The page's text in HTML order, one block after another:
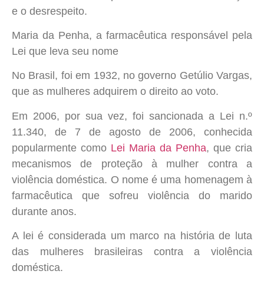
e o desrespeito.
Maria da Penha, a farmacêutica responsável pela
Lei que leva seu nome
No Brasil, foi em 1932, no governo Getúlio Vargas,
que as mulheres adquirem o direito ao voto.
Em 2006, por sua vez, foi sancionada a Lei n.º
11.340, de 7 de agosto de 2006, conhecida
popularmente como Lei Maria da Penha, que cria
mecanismos de proteção à mulher contra a
violência doméstica. O nome é uma homenagem à
farmacêutica que sofreu violência do marido
durante anos.
A lei é considerada um marco na história de luta
das mulheres brasileiras contra a violência
doméstica.